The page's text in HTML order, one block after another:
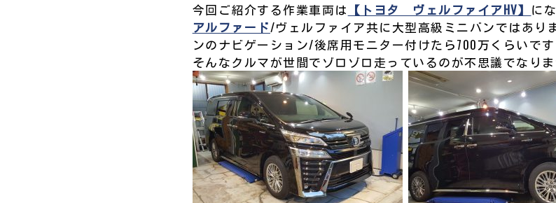
今回ご紹介する作業車両は 【トヨタ ヴェルファイアHV】 に
アルファード/ヴェルファイア共に大型高級ミニバンではあり
ンのナビゲーション/後席用モニター付けたら700万くらいで
そんなクルマが世間でゾロゾロ走っているのが不思議でなりま